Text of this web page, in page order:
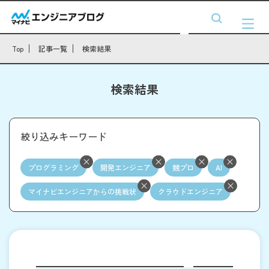
Top 記事一覧 検索結果
検索結果
絞り込みキーワード
プログラミング 開発エンジニア 競プロ AI
マイナビエンジニアからの挑戦状 クラウドエンジニア